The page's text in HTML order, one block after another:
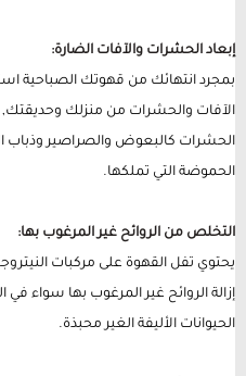
إبعاد الحشرات والآفات الضارة:
بمجرد انتهائك من قهوتك الصباحية
الآفات والحشرات من منزلك
الحشرات كالبعوض والصراصير وذباب
الحموضة التي تملكها.
التخلص من الروائح غير المرغوب بها:
يحتوي تفل القهوة على مركبات
إزالة الروائح غير المرغوب بها سواء في
الحيوانات الأليفة الغير محبذة.